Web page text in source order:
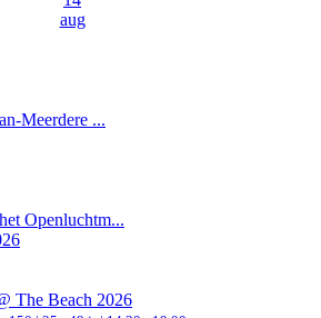
aug
Meerdere ...
Openluchtm...
The Beach 2026